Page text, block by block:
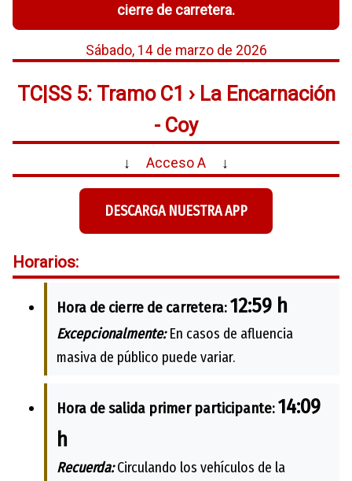
cierre de carretera.
Sábado, 14 de marzo de 2026
TC|SS 5: Tramo C1 › La Encarnación
- Coy
↓ Acceso A ↓
DESCARGA NUESTRA APP
Horarios:
Hora de cierre de carretera:12:59 h
Excepcionalmente:En casos de afluencia
masiva de público puede variar.
Hora de salida primer participante:14:09
h
Recuerda:Circulando los vehículos de la